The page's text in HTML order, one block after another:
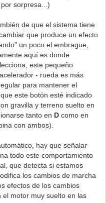
sorpresa...)
de que el sistema tiene
que produce un efecto
un poco el embrague,
aquí es donde
este pequeño
- rueda es más
para mantener el
este botón esté indicado
gravilla y terreno suelto en
tanto en D como en
con ambos).
hay que señalar
todo este comportamiento
que detecta si estamos
los cambios de marcha
efectos de los cambios
motor muy suelto en las